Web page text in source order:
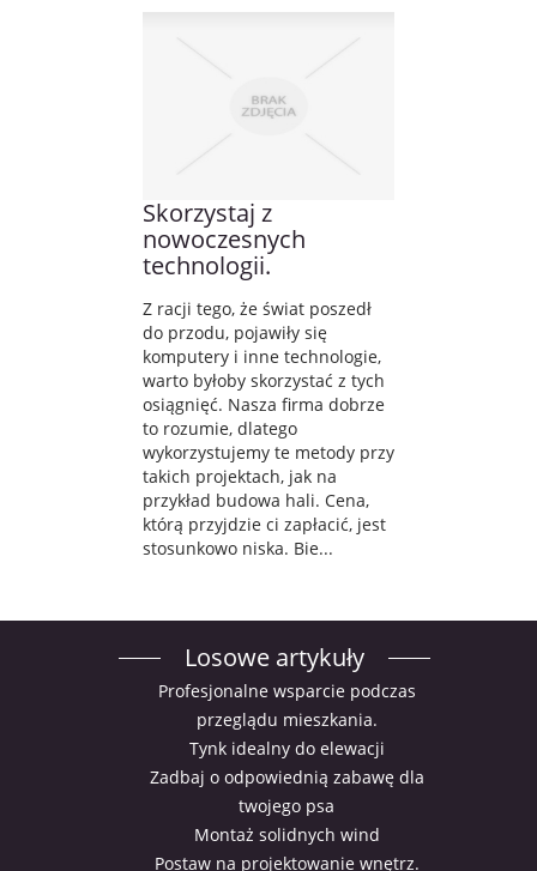
Skorzystaj z
nowoczesnych
technologii.
Z racji tego, że świat poszedł
do przodu, pojawiły się
komputery i inne technologie,
warto byłoby skorzystać z tych
osiągnięć. Nasza firma dobrze
to rozumie, dlatego
wykorzystujemy te metody przy
takich projektach, jak na
przykład budowa hali. Cena,
którą przyjdzie ci zapłacić, jest
stosunkowo niska. Bie...
Losowe artykuły
Profesjonalne wsparcie podczas
przeglądu mieszkania.
Tynk idealny do elewacji
Zadbaj o odpowiednią zabawę dla
twojego psa
Montaż solidnych wind
Postaw na projektowanie wnętrz.